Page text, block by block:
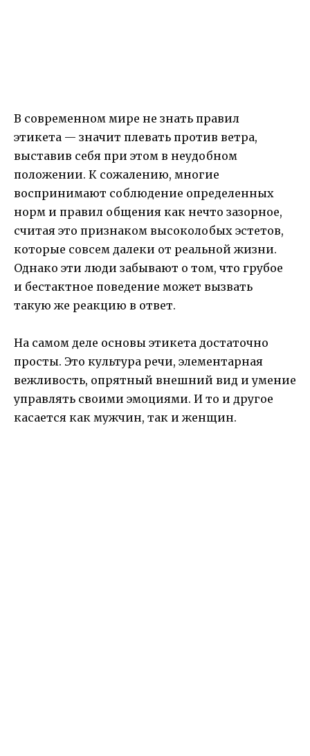
В современном мире не знать правил
этикета — значит плевать против ветра,
выставив себя при этом в неудобном
положении. К сожалению, многие
воспринимают соблюдение определенных
норм и правил общения как нечто зазорное,
считая это признаком высоколобых эстетов,
которые совсем далеки от реальной жизни.
Однако эти люди забывают о том, что грубое
и бестактное поведение может вызвать
такую же реакцию в ответ.
На самом деле основы этикета достаточно
просты. Это культура речи, элементарная
вежливость, опрятный внешний вид и умение
управлять своими эмоциями. И то и другое
касается как мужчин, так и женщин.